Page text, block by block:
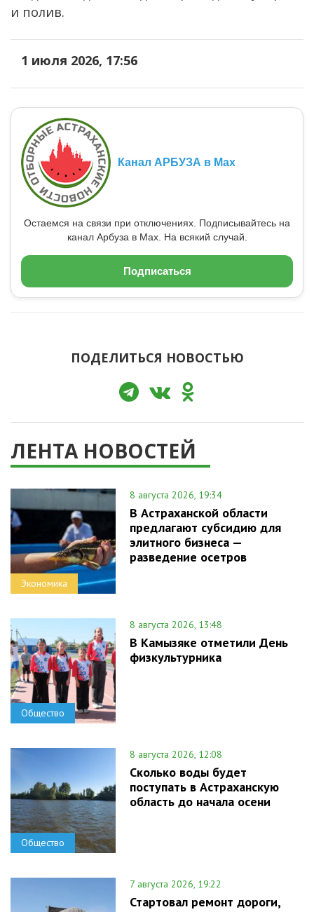
и полив.
1 июля 2026, 17:56
Канал АРБУЗА в Max
Остаемся на связи при отключениях. Подписывайтесь на
канал Арбуза в Max. На всякий случай.
Подписаться
ПОДЕЛИТЬСЯ НОВОСТЬЮ
ЛЕНТА НОВОСТЕЙ
Экономика
8 августа 2026, 19:34
В Астраханской области
предлагают субсидию для
элитного бизнеса —
разведение осетров
Общество
8 августа 2026, 13:48
В Камызяке отметили День
физкультурника
Общество
8 августа 2026, 12:08
Сколько воды будет
поступать в Астраханскую
область до начала осени
7 августа 2026, 19:22
Стартовал ремонт дороги,